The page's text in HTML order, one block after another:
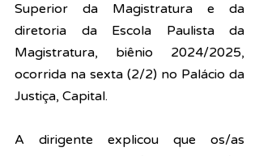
Superior da Magistratura e da
diretoria da Escola Paulista da
Magistratura, biênio 2024/2025,
ocorrida na sexta (2/2) no Palácio da
Justiça, Capital.
A dirigente explicou que os/as